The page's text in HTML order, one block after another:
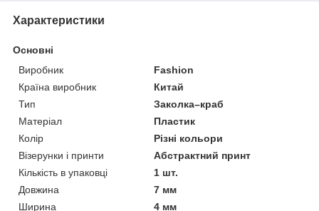
Характеристики
Основні
Виробник
Fashion
Країна виробник
Китай
Тип
Заколка–краб
Матеріал
Пластик
Колір
Різні кольори
Візерунки і принти
Абстрактний принт
Кількість в упаковці
1 шт.
Довжина
7 мм
Ширина
4 мм